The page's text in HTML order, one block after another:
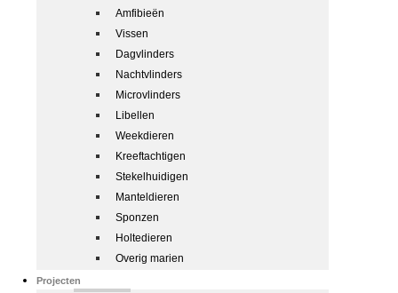
Amfibieën
Vissen
Dagvlinders
Nachtvlinders
Microvlinders
Libellen
Weekdieren
Kreeftachtigen
Stekelhuidigen
Manteldieren
Sponzen
Holtedieren
Overig marien
Projecten